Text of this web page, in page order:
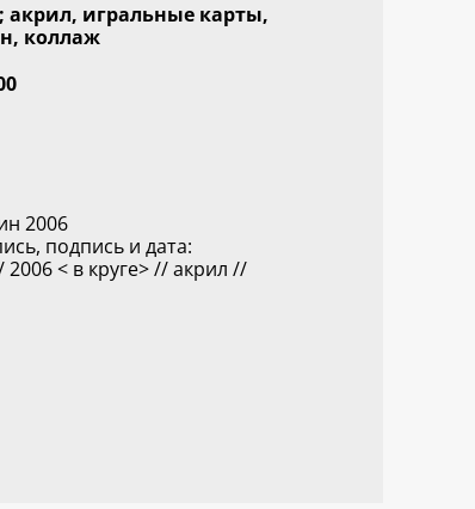
акрил, игральные карты,
коллаж
2006
подпись и дата:
< в круге> // акрил //